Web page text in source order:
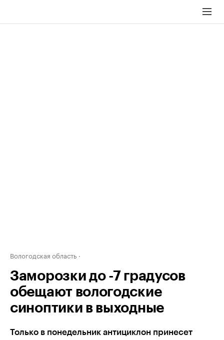
Вологодская область
Заморозки до -7 градусов
обещают вологодские
синоптики в выходные
Только в понедельник антициклон принесет